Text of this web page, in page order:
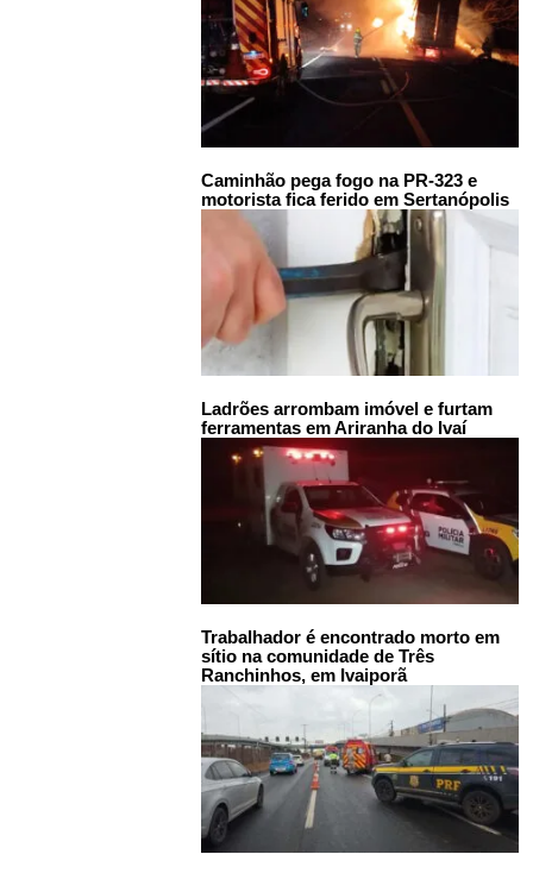
Caminhão pega fogo na PR-323 e
motorista fica ferido em Sertanópolis
Ladrões arrombam imóvel e furtam
ferramentas em Ariranha do Ivaí
Trabalhador é encontrado morto em
sítio na comunidade de Três
Ranchinhos, em Ivaiporã